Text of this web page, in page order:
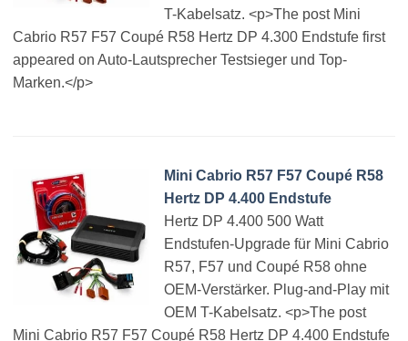
T-Kabelsatz. <p>The post Mini
Cabrio R57 F57 Coupé R58 Hertz DP 4.300 Endstufe first
appeared on Auto-Lautsprecher Testsieger und Top-
Marken.</p>
Mini Cabrio R57 F57 Coupé R58
Hertz DP 4.400 Endstufe
Hertz DP 4.400 500 Watt
Endstufen-Upgrade für Mini Cabrio
R57, F57 und Coupé R58 ohne
OEM-Verstärker. Plug-and-Play mit
OEM T-Kabelsatz. <p>The post
Mini Cabrio R57 F57 Coupé R58 Hertz DP 4.400 Endstufe